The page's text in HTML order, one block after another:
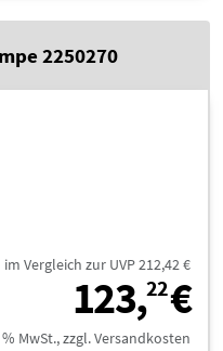
2250270
im Vergleich zur UVP 212,42 €
123,22€
MwSt., zzgl. Versandkosten